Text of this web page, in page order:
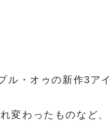
ル・オゥの新作3アイ
変わったものなど、